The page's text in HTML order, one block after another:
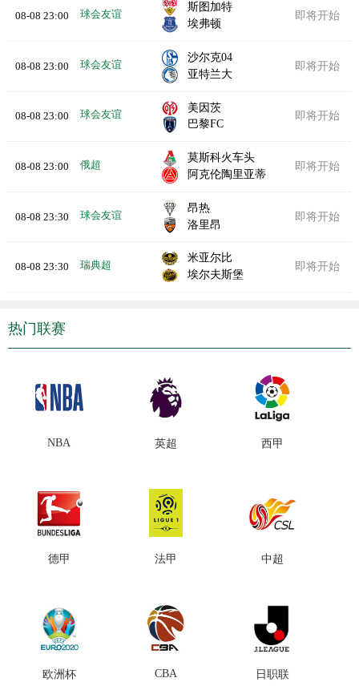
08-08 23:00 球会友谊
斯图加特
埃弗顿
即将开始
08-08 23:00 球会友谊
沙尔克04
亚特兰大
即将开始
08-08 23:00 球会友谊
美因茨
巴黎FC
即将开始
08-08 23:00 俄超
莫斯科火车头
阿克伦陶里亚蒂
即将开始
08-08 23:30 球会友谊
昂热
洛里昂
即将开始
08-08 23:30 瑞典超
米亚尔比
埃尔夫斯堡
即将开始
热门联赛
NBA 英超 西甲
德甲 法甲 中超
欧洲杯 CBA 日职联